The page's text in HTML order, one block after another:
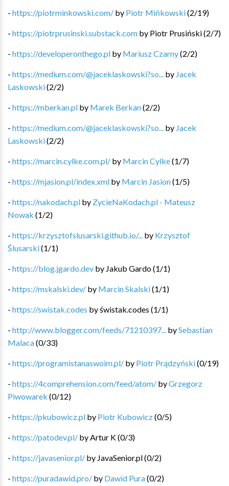
- https://piotrminkowski.com/ by Piotr Mińkowski(2/19)
- https://piotrprusinski.substack.com by Piotr Prusiński(2/7)
- https://developeronthego.pl by Mariusz Czarny(2/2)
- https://medium.com/@jaceklaskowski?so... by Jacek
Laskowski(2/2)
- https://mberkan.pl by Marek Berkan(2/2)
- https://medium.com/@jaceklaskowski?so... by Jacek
Laskowski(2/2)
- https://marcin.cylke.com.pl/ by Marcin Cylke(1/7)
- https://mjasion.pl/index.xml by Marcin Jasion(1/5)
- https://nakodach.pl by ZycieNaKodach.pl - Mateusz
Nowak (1/2)
- https://krzysztofslusarski.github.io/... by Krzysztof
Ślusarski(1/1)
- https://blog.jgardo.dev by Jakub Gardo(1/1)
- https://mskalski.dev/ by Marcin Skalski(1/1)
- https://swistak.codes byświstak.codes (1/1)
- http://www.blogger.com/feeds/71210397... bySebastian
Malaca(0/33)
- https://programistanaswoim.pl/ by Piotr Prądzyński(0/19)
- https://4comprehension.com/feed/atom/ byGrzegorz
Piwowarek (0/12)
- https://pkubowicz.pl by Piotr Kubowicz(0/5)
- https://patodev.pl/ by Artur K(0/3)
- https://javasenior.pl/ by JavaSenior.pl(0/2)
- https://puradawid.pro/ by Dawid Pura(0/2)